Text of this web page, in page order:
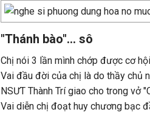
"Thánh bào"… sô
Chị nói 3 lần mình chớp được cơ
Vai đầu đời của chị là do thầy chủ
NSƯT Thành Trí giao cho trong vở
Vai diễn chị đoạt huy chương bạc